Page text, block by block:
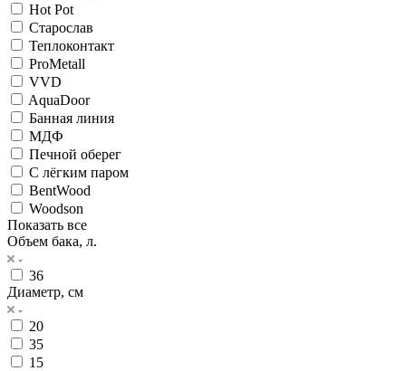
Hot Pot
Старослав
Теплоконтакт
ProMetall
VVD
AquaDoor
Банная линия
МДФ
Печной оберег
С лёгким паром
BentWood
Woodson
Показать все
Объем бака, л.
36
Диаметр, см
20
35
15